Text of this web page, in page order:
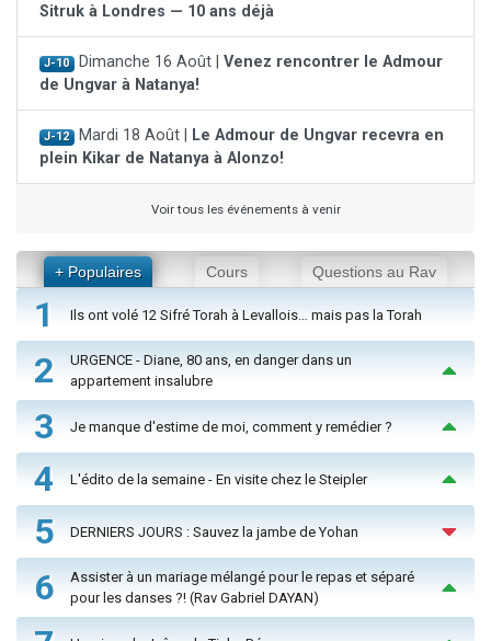
Sitruk à Londres — 10 ans déjà
J-10 Dimanche 16 Août | Venez rencontrer le Admour
de Ungvar à Natanya!
J-12 Mardi 18 Août |
Le Admour de Ungvar recevra en
plein Kikar de Natanya à Alonzo!
Voir tous les événements à venir
+ Populaires Cours Questions au Rav
1 Ils ont volé 12 Sifré Torah à Levallois… mais pas la Torah
2
URGENCE - Diane, 80 ans, en danger dans un
appartement insalubre
3 Je manque d'estime de moi, comment y remédier ?
4 L'édito de la semaine - En visite chez le Steipler
5 DERNIERS JOURS : Sauvez la jambe de Yohan
6
Assister à un mariage mélangé pour le repas et séparé
pour les danses ?! (Rav Gabriel DAYAN)